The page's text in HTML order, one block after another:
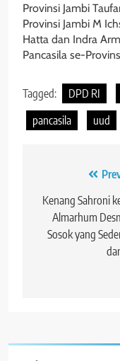
Provinsi Jambi
Provinsi Jambi M
Hatta dan Indra
Pancasila se-
Tagged: DPD RI
pancasila
uud
Navigasi
pos
Kenang Sahroni
Almarhum
Sosok yang